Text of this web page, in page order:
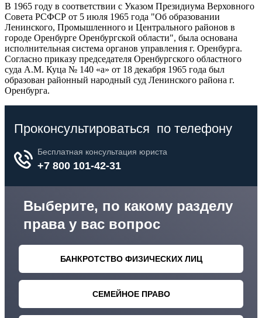
В 1965 году в соответствии с Указом Президиума Верховного
Совета РСФСР от 5 июля 1965 года "Об образовании
Ленинского, Промышленного и Центрального районов в
городе Оренбурге Оренбургской области", была основана
исполнительная система органов управления г. Оренбурга.
Согласно приказу председателя Оренбургского областного
суда А.М. Куца № 140 «а» от 18 декабря 1965 года был
образован районный народный суд Ленинского района г.
Оренбурга.